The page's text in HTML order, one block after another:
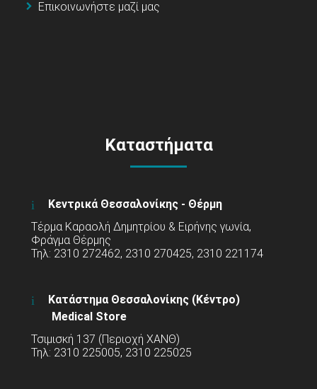
Επικοινωνήστε μαζί μας
Καταστήματα
Κεντρικά Θεσσαλονίκης - Θέρμη
Τέρμα Καραολή Δημητρίου & Ειρήνης γωνία,
Φράγμα Θέρμης
Τηλ: 2310 272462, 2310 270425, 2310 221174
Κατάστημα Θεσσαλονίκης (Κέντρο)
Medical Store
Τσιμισκή 137 (Περιοχή ΧΑΝΘ)
Τηλ: 2310 225005, 2310 225025